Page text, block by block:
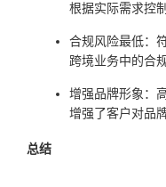
根据实际需求控
合规风险最低：
跨境业务中的合规
增强品牌形象：
增强了客户对品
总结